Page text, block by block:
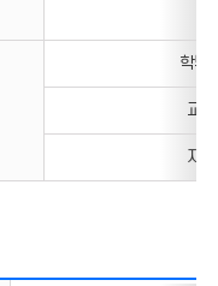
학부
교
지